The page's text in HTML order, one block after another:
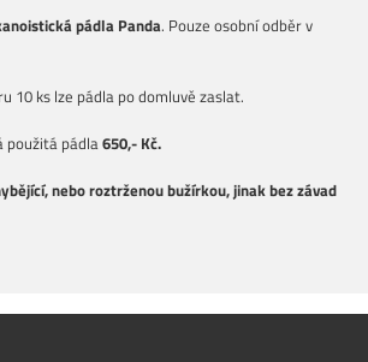
pádla Panda. Pouze osobní odběr v
10 ks lze pádla po domluvě zaslat.
použitá pádla650,- Kč.
nebo roztrženou bužírkou, jinak bez závad